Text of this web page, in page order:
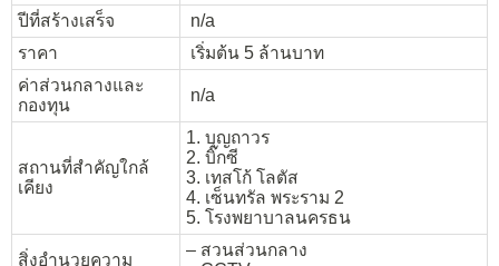
ปีที่สร้างเสร็จ
n/a
ราคา
เริ่มต้น 5 ล้านบาท
ค่าส่วนกลางและ
กองทุน
n/a
สถานที่สำคัญใกล้
เคียง
1. บุญถาวร
2. บิ๊กซี
3. เทสโก้ โลตัส
4. เซ็นทรัล พระราม 2
5. โรงพยาบาลนครธน
สิ่งอำนวยความ
– สวนส่วนกลาง